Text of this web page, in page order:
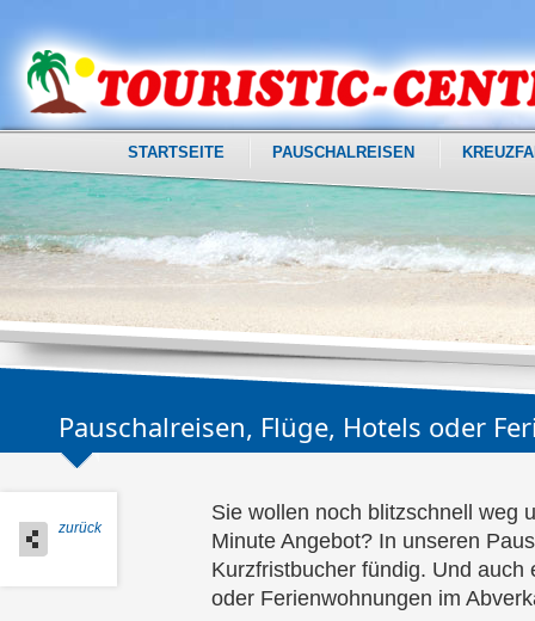
STARTSEITE PAUSCHALREISEN
Pauschalreisen, Flüge, Hotels oder
zurück
Sie wollen noch blitzschnell weg
Minute Angebot? In unseren
Kurzfristbucher fündig. Und auch
oder Ferienwohnungen im